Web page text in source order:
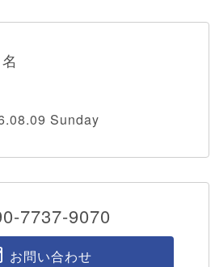
Sunday
7737-9070
お問い合わせ